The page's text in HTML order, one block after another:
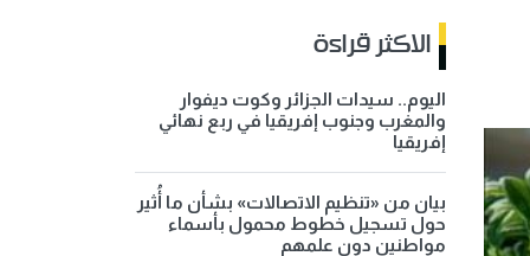
الاكثر قراءة
اليوم.. سيدات الجزائر وكوت ديفوار
والمغرب وجنوب إفريقيا في ربع نهائي
إفريقيا
بيان من «تنظيم الاتصالات» بشأن ما أُثير
حول تسجيل خطوط محمول بأسماء
مواطنين دون علمهم